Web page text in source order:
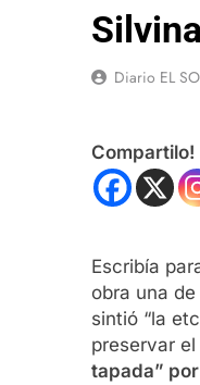
Diario EL
Compartilo!
Escribía
obra una
sintió “la
preservar
tapada”